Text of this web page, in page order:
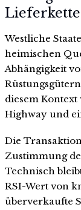
Westliche
heimischen
Abhängigkeit
diesem
Highway und
Die
Zustimmung
Technisch
RSI-Wert von
überverkaufte